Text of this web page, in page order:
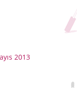
2013